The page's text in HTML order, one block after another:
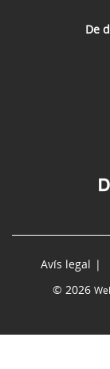
De
Avís legal
© 2026